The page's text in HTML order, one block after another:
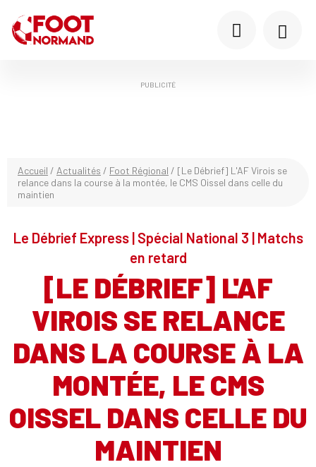
PUBLICITÉ
Accueil / Actualités / Foot Régional / [Le Débrief] L'AF Virois se
relance dans la course à la montée, le CMS Oissel dans celle du
maintien
Le Débrief Express | Spécial National 3 | Matchs
en retard
[LE DÉBRIEF] L'AF
VIROIS SE RELANCE
DANS LA COURSE À LA
MONTÉE, LE CMS
OISSEL DANS CELLE DU
MAINTIEN